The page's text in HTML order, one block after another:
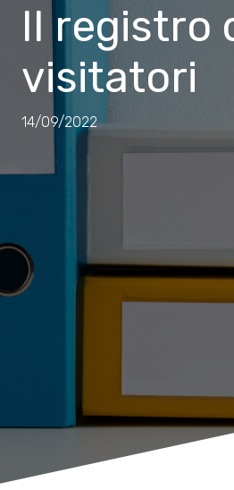
Il registro
visitatori
14/09/2022